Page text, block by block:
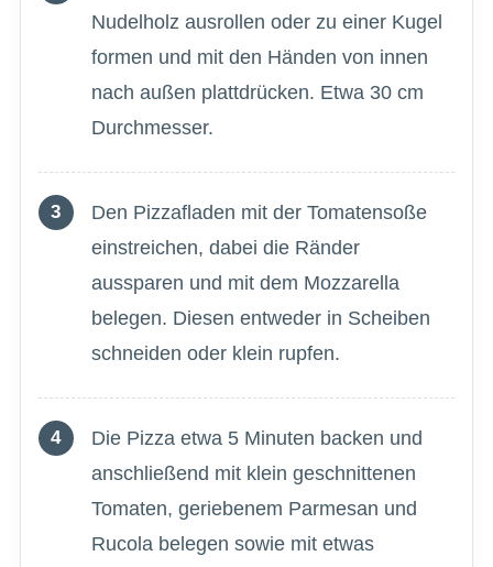
Nudelholz ausrollen oder zu einer Kugel
formen und mit den Händen von innen
nach außen plattdrücken. Etwa 30 cm
Durchmesser.
Den Pizzafladen mit der Tomatensoße
einstreichen, dabei die Ränder
aussparen und mit dem Mozzarella
belegen. Diesen entweder in Scheiben
schneiden oder klein rupfen.
Die Pizza etwa 5 Minuten backen und
anschließend mit klein geschnittenen
Tomaten, geriebenem Parmesan und
Rucola belegen sowie mit etwas